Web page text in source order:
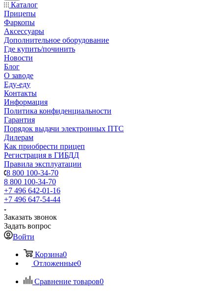
Каталог
Прицепы
Фаркопы
Аксессуары
Дополнительное оборудование
Где купить/починить
Новости
Блог
О заводе
Еду-еду
Контакты
Информация
Политика конфиденциальности
Гарантия
Порядок выдачи электронных ПТС
Дилерам
Как приобрести прицеп
Регистрация в ГИБДД
Правила эксплуатации
8 800 100-34-70
8 800 100-34-70
+7 496 642-01-16
+7 496 647-54-44
Заказать звонок
Задать вопрос
Войти
Корзина0
Отложенные0
Сравнение товаров0